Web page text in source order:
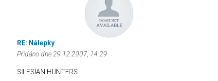
RE: Nálepky
Přidáno dne 29.12.2007, 14:29
SILESIAN HUNTERS